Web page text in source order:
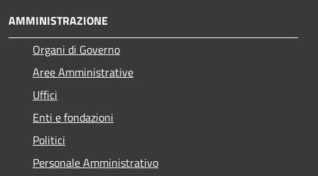
AMMINISTRAZIONE
Organi di Governo
Aree Amministrative
Uffici
Enti e fondazioni
Politici
Personale Amministrativo